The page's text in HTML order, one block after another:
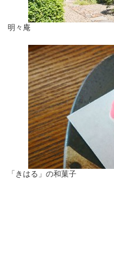
明々庵
「きはる」の和菓子